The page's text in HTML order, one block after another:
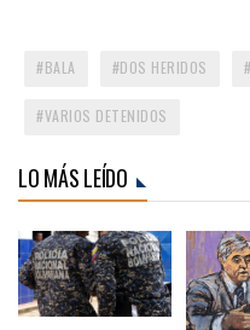
BALA DOS HERIDOS
VARIOS DETENIDOS
LO MÁS LEÍDO